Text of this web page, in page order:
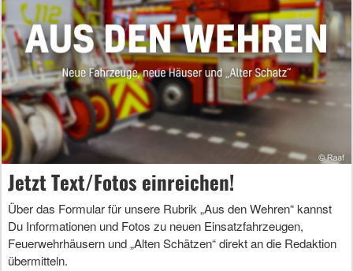
Jetzt Text/Fotos einreichen!
Über das Formular für unsere Rubrik „Aus den Wehren“ kannst
Du Informationen und Fotos zu neuen Einsatzfahrzeugen,
Feuerwehrhäusern und „Alten Schätzen“ direkt an die Redaktion
übermitteln.